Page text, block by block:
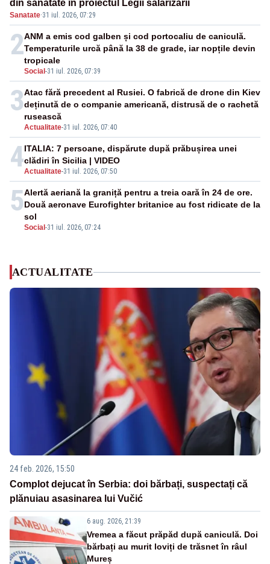
din sănătate în proiectul Legii salarizării
Sanatate·31 iul. 2026, 07:29
2
Social -31 iul. 2026, 07:39
ANM a emis cod galben și cod portocaliu de caniculă.
Temperaturile urcă până la 38 de grade, iar nopțile devin
tropicale
3
Actualitate-31 iul. 2026, 07:40
Atac fără precedent al Rusiei. O fabrică de drone din Kiev
deținută de o companie americană, distrusă de o rachetă
rusească
4Actualitate-31 iul. 2026, 07:50
ITALIA: 7 persoane, dispărute după prăbușirea unei
clădiri în Sicilia | VIDEO
5
Social -31 iul. 2026, 07:24
Alertă aeriană la graniță pentru a treia oară în 24 de ore.
Două aeronave Eurofighter britanice au fost ridicate de la
sol
ACTUALITATE
24 feb. 2026, 15:50
Complot dejucat în Serbia: doi bărbați, suspectați că
plănuiau asasinarea lui Vučić
6 aug. 2026, 21:39
Vremea a făcut prăpăd după caniculă. Doi
bărbați au murit loviți de trăsnet în râul
Mureș